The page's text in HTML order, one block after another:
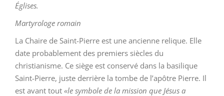
Églises.
Martyrologe romain
La Chaire de Saint-Pierre est une ancienne relique. Elle
date probablement des premiers siècles du
christianisme. Ce siège est conservé dans la basilique
Saint-Pierre, juste derrière la tombe de l’apôtre Pierre. Il
est avant tout «le symbole de la mission que Jésus a